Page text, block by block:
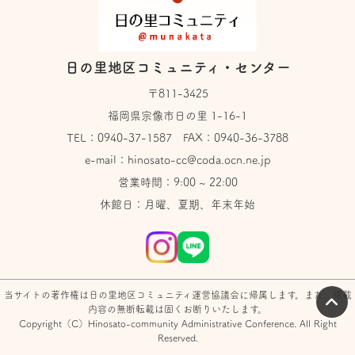
日の里地区コミュニティ・センター
〒811-3425
福岡県宗像市日の里 1-16-1
TEL： 0940-37-1587 FAX：0940-36-3788
e-mail： hinosato-cc@coda.ocn.ne.jp
営業時間：9:00 ~ 22:00
休館日：月曜、夏期、年末年始
当サイトの著作権は日の里地区コミュニティ運営協議会に帰属します。また、掲載
内容の無断転載は固くお断りいたします。
Copyright（C）Hinosato-community Administrative Conference. All Right
Reserved.